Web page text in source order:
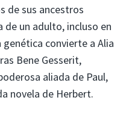
de sus ancestros
de un adulto, incluso en
convierte a Alia
Bene Gesserit,
aliada de Paul,
novela de Herbert.